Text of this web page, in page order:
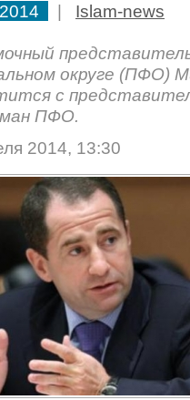
| Islam-news
округе (ПФО)
с
ПФО.
2014, 13:30